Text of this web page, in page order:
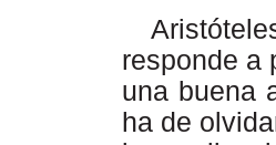
responde a
una buena
ha de